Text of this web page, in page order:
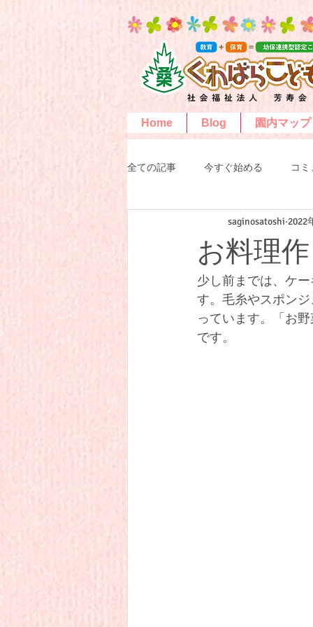
Home Blog 園内マップ
全ての記事 今すぐ始める コ
お料理
saginosatoshi 2022
少し前までは、ケ
す。毛糸やスポン
っています。「お
です。